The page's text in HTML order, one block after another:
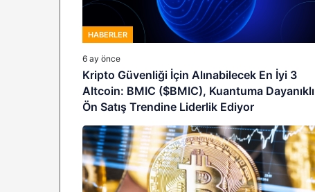
HABERLER
6 ay önce
Kripto Güvenliği İçin Alınabilecek En İyi 3
Altcoin: BMIC ($BMIC), Kuantuma Dayanıklı
Ön Satış Trendine Liderlik Ediyor